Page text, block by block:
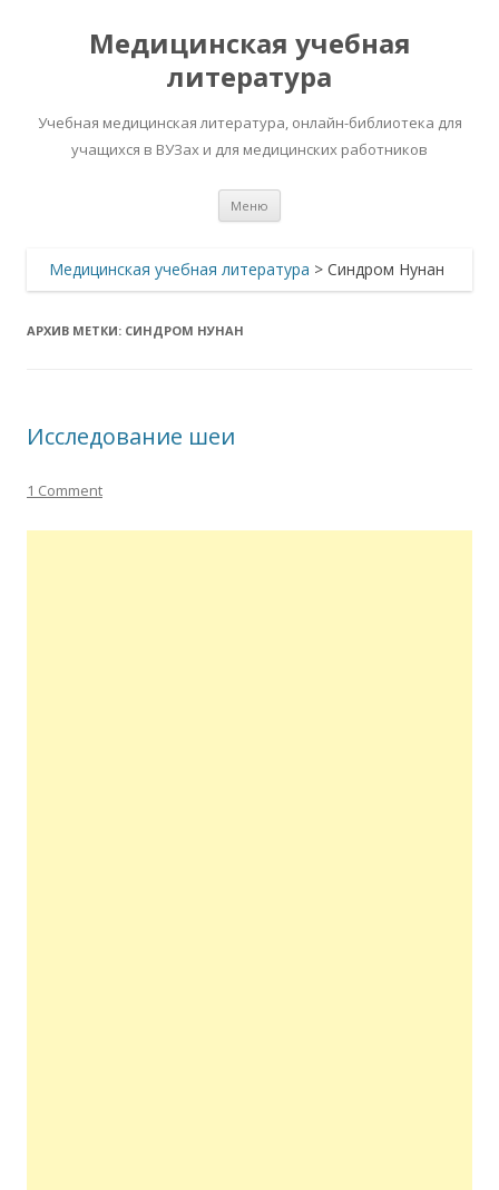
Медицинская учебная
литература
Учебная медицинская литература, онлайн-библиотека для
учащихся в ВУЗах и для медицинских работников
Меню
Медицинская учебная литература > Синдром Нунан
АРХИВ МЕТКИ: СИНДРОМ НУНАН
Исследование шеи
1 Comment